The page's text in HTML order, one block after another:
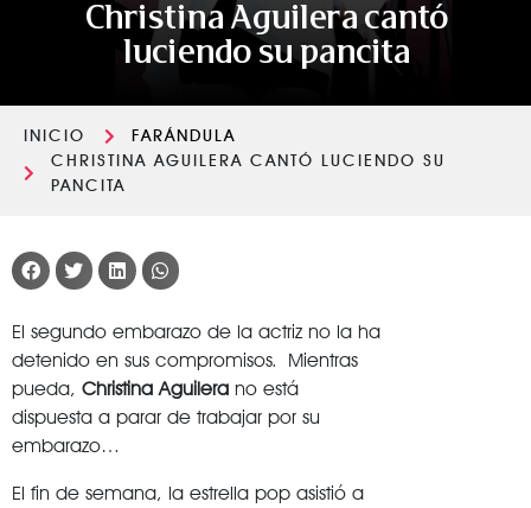
Christina Aguilera cantó
luciendo su pancita
INICIO
FARÁNDULA
CHRISTINA AGUILERA CANTÓ LUCIENDO SU
PANCITA
El segundo embarazo de la actriz no la ha
detenido en sus compromisos. Mientras
pueda, Christina Aguilera no está
dispuesta a parar de trabajar por su
embarazo…
El fin de semana, la estrella pop asistió a